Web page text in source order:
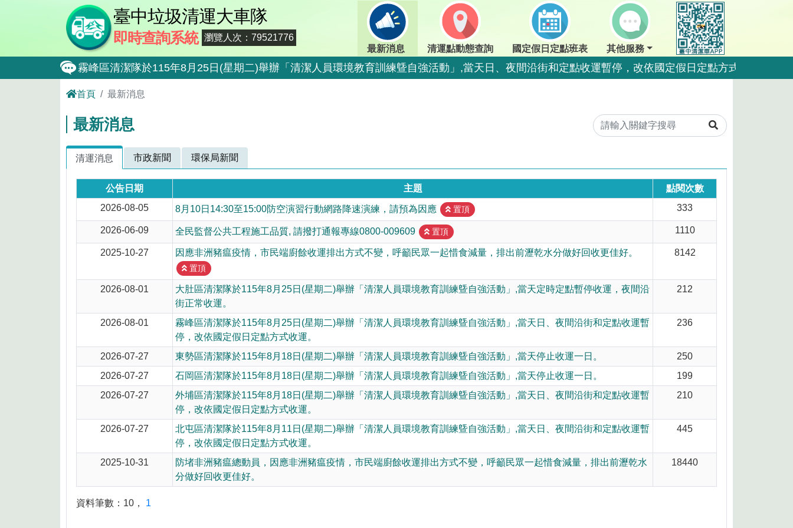
臺中垃圾清運大車隊
即時查詢系統 瀏覽人次：79521776
最新消息
清運點動態查詢 國定假日定點班表 其他服務
霧峰區清潔隊於115年8月25日(星期二)舉辦「清潔人員環境教育訓練曁自強活動」,當天日、夜間沿街和定點收運暫停，改依國定假日定點方式收運。
大肚區清潔隊於115年8月25日(星期二)舉辦「清潔人員環境教育訓練曁自強活動」,當天定時定點暫停收運，夜間沿街正常收運。
北屯區清潔隊於115年8月11日(星期二)舉辦「清潔人員環境教育訓練曁自強活動」,當天日、夜間沿街和定點收運暫停，改依國定假日定點方式收運。
外埔區清潔隊於115年8月18日(星期二)舉辦「清潔人員環境教育訓練曁自強活動」,當天日、夜間沿街和定點收運暫停，改依國定假日定點方式收運。
石岡區清潔隊於115年8月18日(星期二)舉辦「清潔人員環境教育訓練曁自強活動」,當天停止收運一日。
東勢區清潔隊於115年8月18日(星期二)舉辦「清潔人員環境教育訓練曁自強活動」,當天停止收運一日。
全民監督公共工程施工品質, 請撥打通報專線0800-009609
防堵非洲豬瘟總動員，因應非洲豬瘟疫情，市民端廚餘收運排出方式不變，呼籲民眾一起惜食減量，排出前瀝乾水分做好回收更佳好。
因應非洲豬瘟疫情，市民端廚餘收運排出方式不變，呼籲民眾一起惜食減量，排出前瀝乾水分做好回收更佳好。
8月10日14:30至15:00防空演習行動網路降速演練，請預為因應
首頁 最新消息
最新消息
清運消息 市政新聞 環保局新聞
公告日期 主題
點閱次數
2026-08-05
8月10日14:30至15:00防空演習行動網路降速演練，請預為因應 置頂 333
2026-06-09 全民監督公共工程施工品質, 請撥打通報專線0800-009609 置頂 1110
2025-10-27 因應非洲豬瘟疫情，市民端廚餘收運排出方式不變，呼籲民眾一起惜食減量，排出前瀝乾水分做好回收更佳好。
置頂
8142
2026-08-01
大肚區清潔隊於115年8月25日(星期二)舉辦「清潔人員環境教育訓練曁自強活動」,當天定時定點暫停收運，夜間沿
街正常收運。
212
2026-08-01
霧峰區清潔隊於115年8月25日(星期二)舉辦「清潔人員環境教育訓練曁自強活動」,當天日、夜間沿街和定點收運暫
停，改依國定假日定點方式收運。
236
2026-07-27 東勢區清潔隊於115年8月18日(星期二)舉辦「清潔人員環境教育訓練曁自強活動」,當天停止收運一日。
250
2026-07-27
石岡區清潔隊於115年8月18日(星期二)舉辦「清潔人員環境教育訓練曁自強活動」,當天停止收運一日。
199
2026-07-27
外埔區清潔隊於115年8月18日(星期二)舉辦「清潔人員環境教育訓練曁自強活動」,當天日、夜間沿街和定點收運暫
停，改依國定假日定點方式收運。
210
2026-07-27
北屯區清潔隊於115年8月11日(星期二)舉辦「清潔人員環境教育訓練曁自強活動」,當天日、夜間沿街和定點收運暫
停，改依國定假日定點方式收運。
445
2025-10-31
防堵非洲豬瘟總動員，因應非洲豬瘟疫情，市民端廚餘收運排出方式不變，呼籲民眾一起惜食減量，排出前瀝乾水
分做好回收更佳好。
18440
資料筆數： 10 ， 1